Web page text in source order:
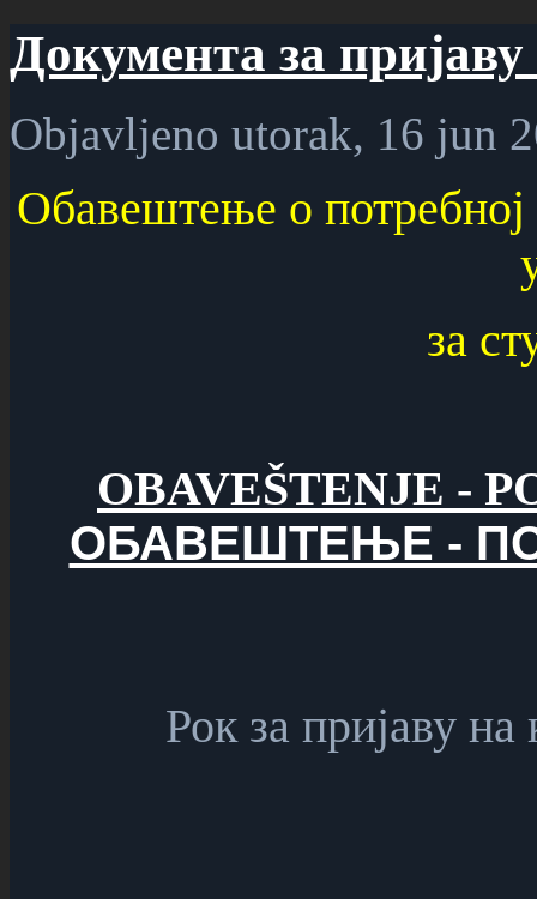
Документа за
Objavljeno utorak, 16 jun
Обавештење о
за
OBAVEŠTENJE -
ОБАВЕШТЕЊЕ -
Рок за пријаву